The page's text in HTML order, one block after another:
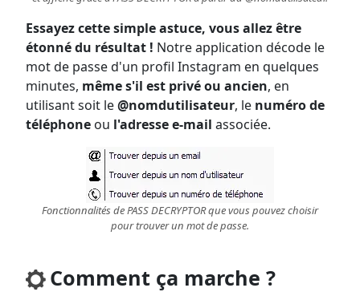
Essayez cette simple astuce, vous allez être
étonné du résultat ! Notre application décode le
mot de passe d'un profil Instagram en quelques
minutes, même s'il est privé ou ancien, en
utilisant soit le@nomdutilisateur, le numéro de
téléphone ou l'adresse e-mail associée.
Fonctionnalités de PASS DECRYPTOR que vous pouvez choisir
pour trouver un mot de passe.
Comment ça marche ?